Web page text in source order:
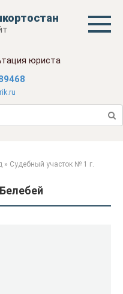
юриста
» Судебный участок № 1 г.